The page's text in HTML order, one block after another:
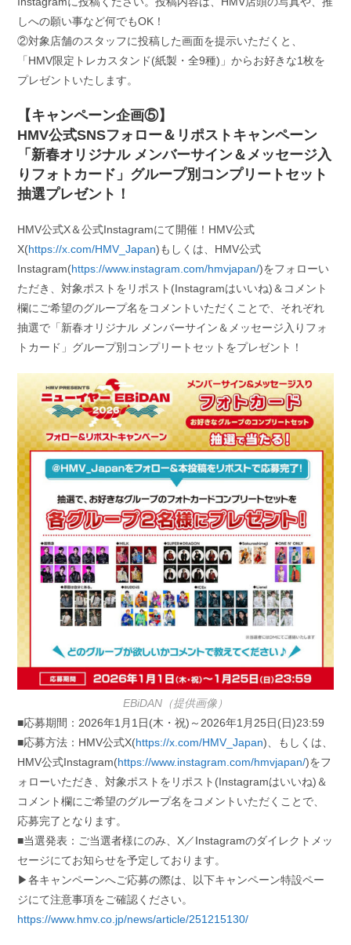
しへの願い事など何でもOK！
②対象店舗のスタッフに投稿した画面を提示いただくと、
「HMV限定トレカスタンド(紙製・全9種)」からお好きな1枚を
プレゼントいたします。
【キャンペーン企画⑤】
HMV公式SNSフォロー＆リポストキャンペーン
「新春オリジナル メンバーサイン＆メッセージ入
りフォトカード」グループ別コンプリートセット
抽選プレゼント！
HMV公式X＆公式Instagramにて開催！HMV公式
X(https://x.com/HMV_Japan)もしくは、HMV公式
Instagram(https://www.instagram.com/hmvjapan/)をフォローい
ただき、対象ポストをリポスト(Instagramはいいね)＆コメント
欄にご希望のグループ名をコメントいただくことで、それぞれ
抽選で「新春オリジナル メンバーサイン＆メッセージ入りフォ
トカード」グループ別コンプリートセットをプレゼント！
EBiDAN（提供画像）
■応募期間：2026年1月1日(木・祝)～2026年1月25日(日)23:59
■応募方法：HMV公式X(https://x.com/HMV_Japan)、もしくは、
HMV公式Instagram(https://www.instagram.com/hmvjapan/)をフ
ォローいただき、対象ポストをリポスト(Instagramはいいね)＆
コメント欄にご希望のグループ名をコメントいただくことで、
応募完了となります。
■当選発表：ご当選者様にのみ、X／Instagramのダイレクトメッ
セージにてお知らせを予定しております。
▶各キャンペーンへご応募の際は、以下キャンペーン特設ペー
ジにて注意事項をご確認ください。
https://www.hmv.co.jp/news/article/251215130/